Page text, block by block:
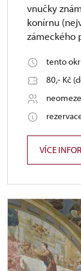
vnučky
konírnu
zámeckého
tento
80,- Kč
VÍCE